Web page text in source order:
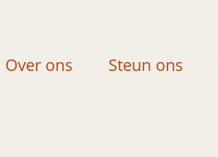
Over ons Steun ons